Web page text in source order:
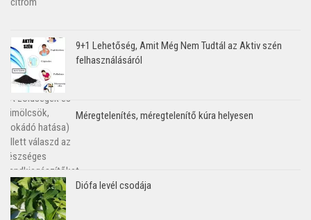
9+1 Lehetőség, Amit Még Nem Tudtál az Aktiv szén
felhasználásáról
Méregtelenítés, méregtelenítő kúra helyesen
Diófa levél csodája